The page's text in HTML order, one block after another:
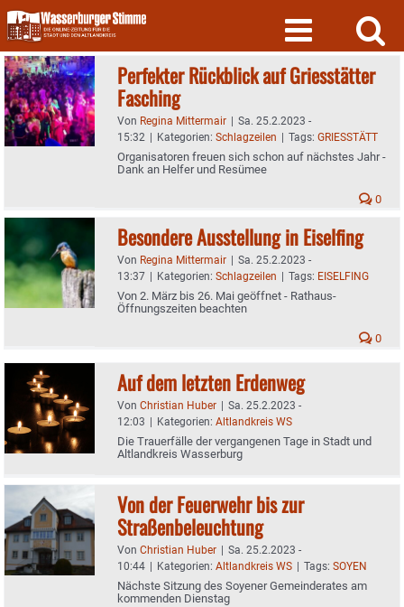
Skip
to
content
Perfekter Rückblick auf Griesstätter
Fasching
Von Regina Mittermair | Sa. 25.2.2023 -
15:32 | Kategorien: Schlagzeilen | Tags: GRIESSTÄTT
Organisatoren freuen sich schon auf nächstes Jahr -
Dank an Helfer und Resümee
0
Besondere Ausstellung in Eiselfing
Von Regina Mittermair | Sa. 25.2.2023 -
13:37 | Kategorien: Schlagzeilen | Tags: EISELFING
Von 2. März bis 26. Mai geöffnet - Rathaus-
Öffnungszeiten beachten
0
Auf dem letzten Erdenweg
Von Christian Huber | Sa. 25.2.2023 -
12:03 | Kategorien: Altlandkreis WS
Die Trauerfälle der vergangenen Tage in Stadt und
Altlandkreis Wasserburg
Von der Feuerwehr bis zur
Straßenbeleuchtung
Von Christian Huber | Sa. 25.2.2023 -
10:44 | Kategorien: Altlandkreis WS | Tags: SOYEN
Nächste Sitzung des Soyener Gemeinderates am
kommenden Dienstag